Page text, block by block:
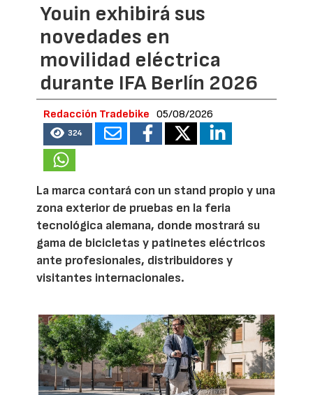
Youin exhibirá sus
novedades en
movilidad eléctrica
durante IFA Berlín 2026
Redacción Tradebike 05/08/2026
324
La marca contará con un stand propio y una
zona exterior de pruebas en la feria
tecnológica alemana, donde mostrará su
gama de bicicletas y patinetes eléctricos
ante profesionales, distribuidores y
visitantes internacionales.